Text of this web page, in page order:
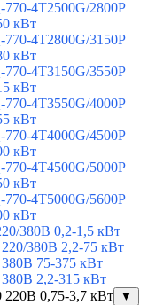
4T2500G/2800P
кВт
4T2800G/3150P
кВт
4T3150G/3550P
кВт
4T3550G/4000P
кВт
4T4000G/4500P
кВт
4T4500G/5000P
кВт
4T5000G/5600P
кВт
380В 0,2-1,5 кВт
380В 2,2-75 кВт
75-375 кВт
2,2-315 кВт
0,75-3,7 кВт
▼